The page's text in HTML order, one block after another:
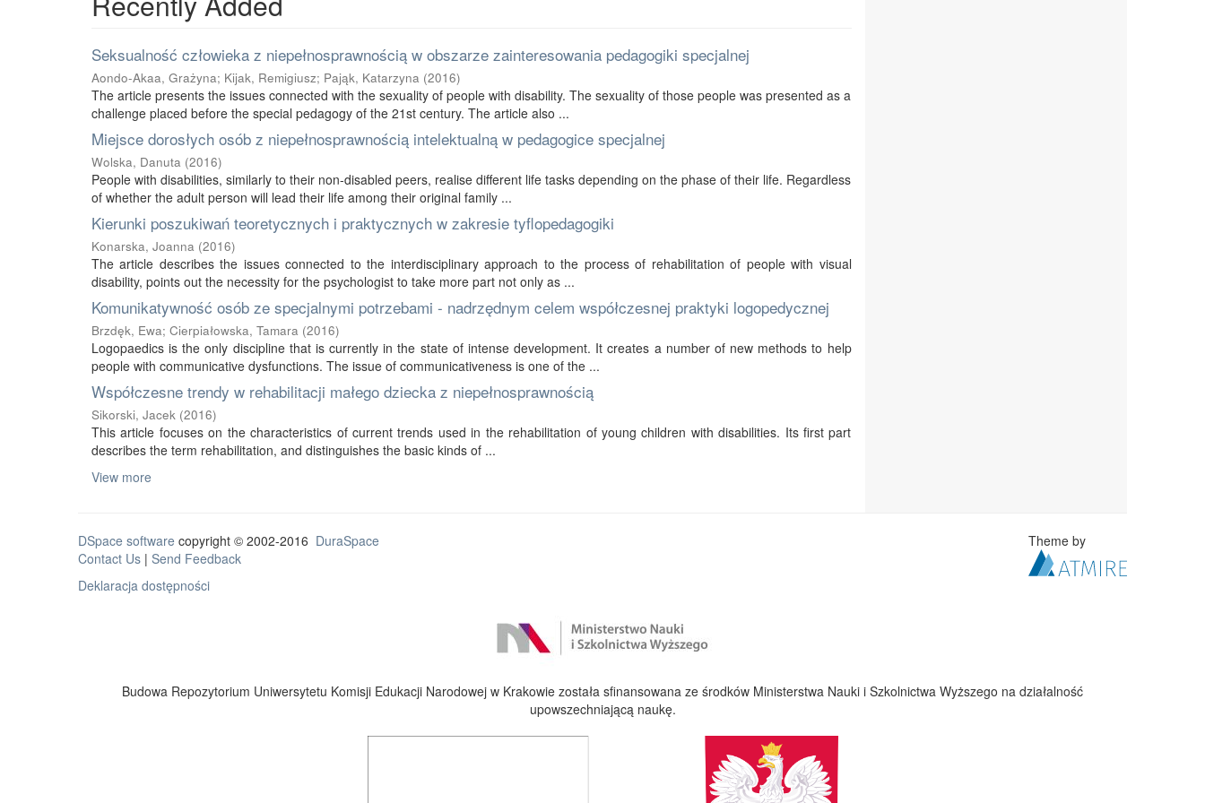
Seksualność człowieka z niepełnosprawnością w obszarze zainteresowania pedagogiki specjalnej
Aondo-Akaa, Grażyna; Kijak, Remigiusz; Pająk, Katarzyna (2016)
The article presents the issues connected with the sexuality of people with disability. The sexuality of those people was presented as a
challenge placed before the special pedagogy of the 21st century. The article also ...
Miejsce dorosłych osób z niepełnosprawnością intelektualną w pedagogice specjalnej
Wolska, Danuta (2016)
People with disabilities, similarly to their non-disabled peers, realise different life tasks depending on the phase of their life. Regardless
of whether the adult person will lead their life among their original family ...
Kierunki poszukiwań teoretycznych i praktycznych w zakresie tyflopedagogiki
Konarska, Joanna (2016)
The article describes the issues connected to the interdisciplinary approach to the process of rehabilitation of people with visual
disability, points out the necessity for the psychologist to take more part not only as ...
Komunikatywność osób ze specjalnymi potrzebami - nadrzędnym celem współczesnej praktyki logopedycznej
Brzdęk, Ewa; Cierpiałowska, Tamara (2016)
Logopaedics is the only discipline that is currently in the state of intense development. It creates a number of new methods to help
people with communicative dysfunctions. The issue of communicativeness is one of the ...
Współczesne trendy w rehabilitacji małego dziecka z niepełnosprawnością
Sikorski, Jacek (2016)
This article focuses on the characteristics of current trends used in the rehabilitation of young children with disabilities. Its first part
describes the term rehabilitation, and distinguishes the basic kinds of ...
View more
DSpace software copyright © 2002-2016 DuraSpace
Contact Us | Send Feedback
Deklaracja dostępności
Theme by
Budowa Repozytorium Uniwersytetu Komisji Edukacji Narodowej w Krakowie została sfinansowana ze środków Ministerstwa Nauki i Szkolnictwa Wyższego na działalność
upowszechniającą naukę.